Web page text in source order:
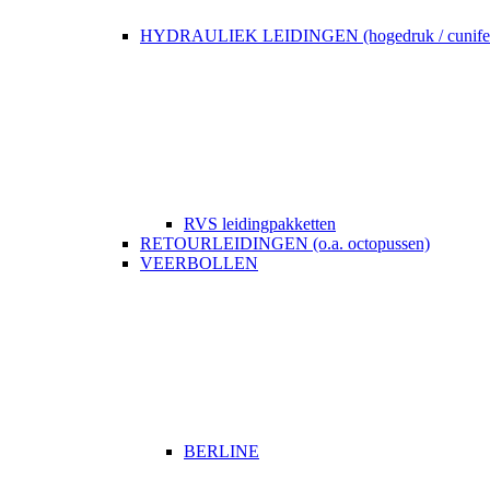
HYDRAULIEK LEIDINGEN (hogedruk /
RVS leidingpakketten
RETOURLEIDINGEN (o.a. octopussen)
VEERBOLLEN
BERLINE